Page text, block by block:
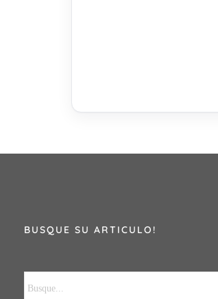
BUSQUE SU ARTICULO!